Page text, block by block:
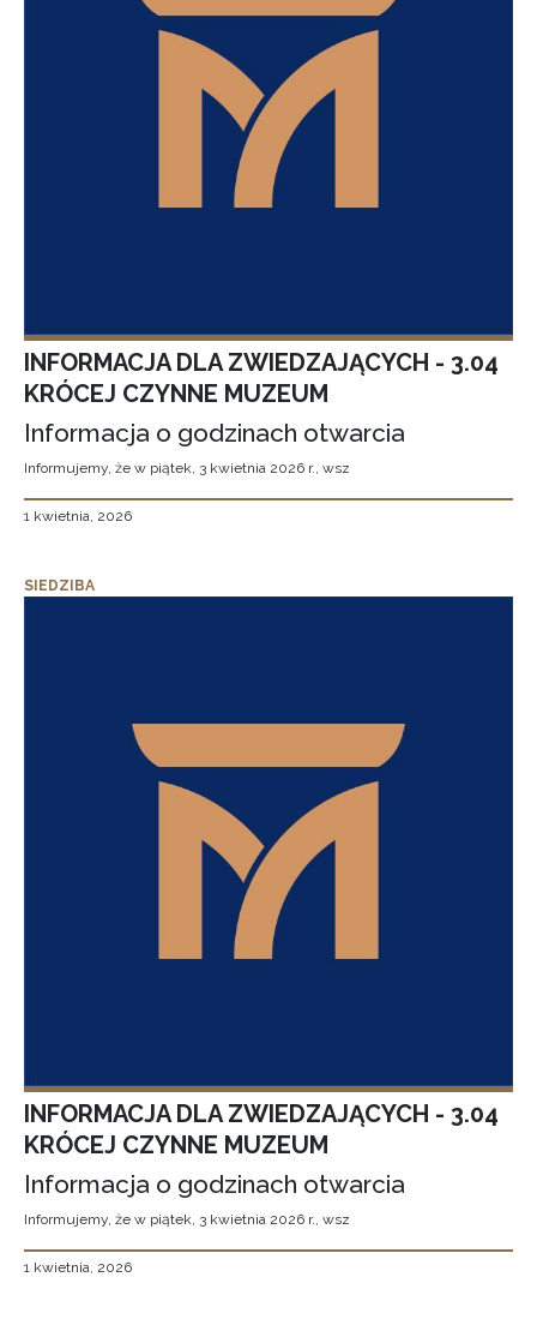
INFORMACJA DLA ZWIEDZAJĄCYCH - 3.04
KRÓCEJ CZYNNE MUZEUM
Informacja o godzinach otwarcia
Informujemy, że w piątek, 3 kwietnia 2026 r., wsz
1 kwietnia, 2026
SIEDZIBA
INFORMACJA DLA ZWIEDZAJĄCYCH - 3.04
KRÓCEJ CZYNNE MUZEUM
Informacja o godzinach otwarcia
Informujemy, że w piątek, 3 kwietnia 2026 r., wsz
1 kwietnia, 2026